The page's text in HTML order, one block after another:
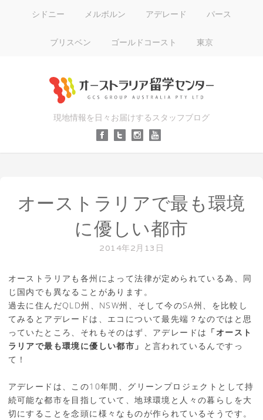
シドニー メルボルン アデレード パース
ブリスベン ゴールドコースト 東京
現地情報を日々お届けするスタッフブログ
オーストラリアで最も環境
に優しい都市
2014年2月13日
オーストラリアも各州によって法律が定められている為、同
じ国内でも異なることがあります。
過去に住んだQLD州、NSW州、そして今のSA州、を比較し
てみるとアデレードは、エコについて最先端？なのではと思
っていたところ、それもそのはず、アデレードは 「オースト
ラリアで最も環境に優しい都市」 と言われているんですっ
て！
アデレードは、この10年間、グリーンプロジェクトとして持
続可能な都市を目指していて、地球環境と人々の暮らしを大
切にすることを念頭に様々なものが作られているそうです。